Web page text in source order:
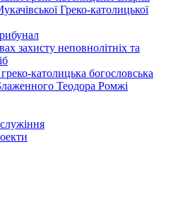
Греко-католицької
захисту неповнолітніх та
католицька богословська
Теодора Ромжі